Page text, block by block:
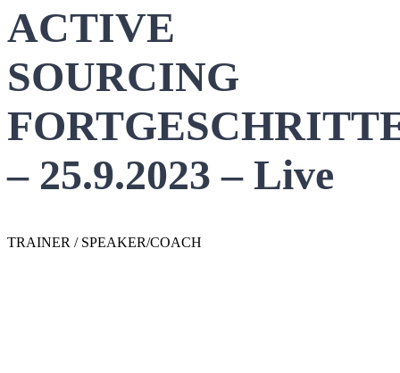
ACTIVE
SOURCING
– 25.9.2023 – Live
TRAINER / SPEAKER/COACH